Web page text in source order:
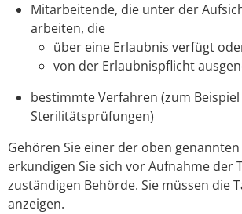
Mitarbeitende, die unter der
arbeiten, die
über eine Erlaubnis verfügt
von der Erlaubnispflicht
bestimmte Verfahren (zum Beispiel
Sterilitätsprüfungen)
Gehören Sie einer der oben
erkundigen Sie sich vor Aufnahme der
zuständigen Behörde. Sie müssen die
anzeigen.